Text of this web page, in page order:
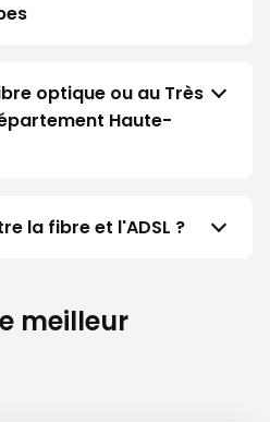
optique ou au Très
Haute-
la fibre et l'ADSL ?
meilleur